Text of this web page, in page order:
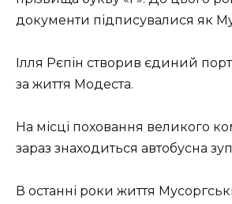
документи підписувалися як
Ілля Рєпін створив єдиний
за життя Модеста.
На місці поховання великого
зараз знаходиться автобусна
В останні роки життя